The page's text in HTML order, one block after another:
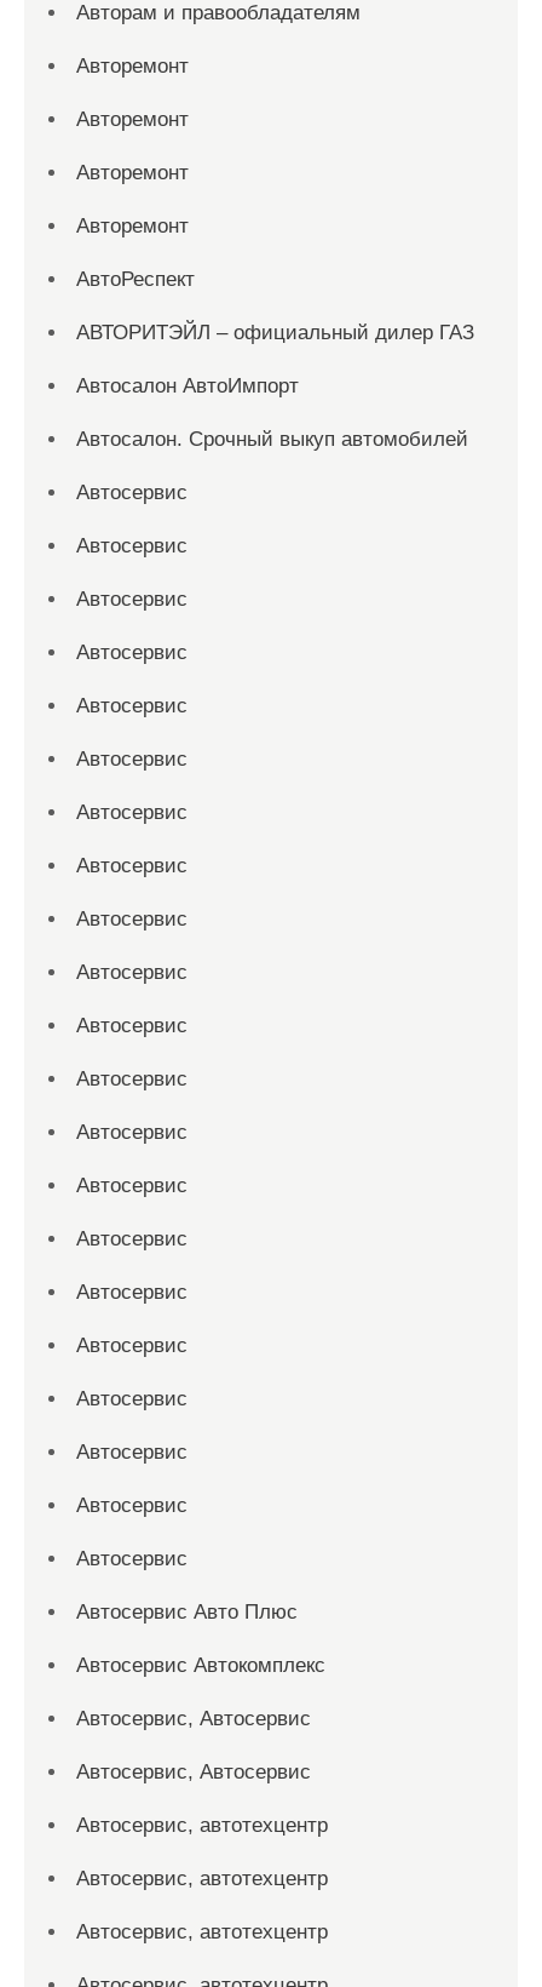
Авторам и правообладателям
Авторемонт
Авторемонт
Авторемонт
Авторемонт
АвтоРеспект
АВТОРИТЭЙЛ – официальный дилер ГАЗ
Автосалон АвтоИмпорт
Автосалон. Срочный выкуп автомобилей
Автосервис
Автосервис
Автосервис
Автосервис
Автосервис
Автосервис
Автосервис
Автосервис
Автосервис
Автосервис
Автосервис
Автосервис
Автосервис
Автосервис
Автосервис
Автосервис
Автосервис
Автосервис
Автосервис
Автосервис
Автосервис
Автосервис Авто Плюс
Автосервис Автокомплекс
Автосервис, Автосервис
Автосервис, Автосервис
Автосервис, автотехцентр
Автосервис, автотехцентр
Автосервис, автотехцентр